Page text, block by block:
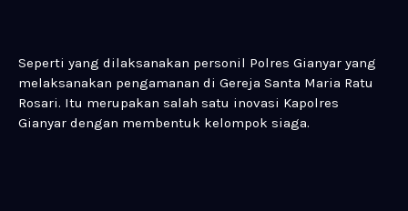
Seperti yang dilaksanakan personil Polres Gianyar yang
melaksanakan pengamanan di Gereja Santa Maria Ratu
Rosari. Itu merupakan salah satu inovasi Kapolres
Gianyar dengan membentuk kelompok siaga.